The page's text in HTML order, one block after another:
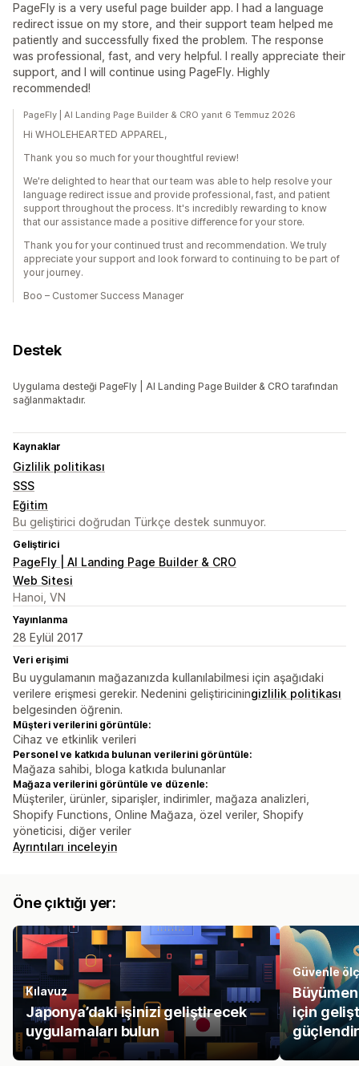
PageFly is a very useful page builder app. I had a language
redirect issue on my store, and their support team helped me
patiently and successfully fixed the problem. The response
was professional, fast, and very helpful. I really appreciate their
support, and I will continue using PageFly. Highly
recommended!
PageFly | AI Landing Page Builder & CRO yanıt 6 Temmuz 2026
Hi WHOLEHEARTED APPAREL,
Thank you so much for your thoughtful review!
We're delighted to hear that our team was able to help resolve your
language redirect issue and provide professional, fast, and patient
support throughout the process. It's incredibly rewarding to know
that our assistance made a positive difference for your store.
Thank you for your continued trust and recommendation. We truly
appreciate your support and look forward to continuing to be part of
your journey.
Boo – Customer Success Manager
Destek
Uygulama desteği PageFly | AI Landing Page Builder & CRO tarafından
sağlanmaktadır.
Kaynaklar
Gizlilik politikası
SSS
Eğitim
Bu geliştirici doğrudan Türkçe destek sunmuyor.
Geliştirici
PageFly | AI Landing Page Builder & CRO
Web Sitesi
Hanoi, VN
Yayınlanma
28 Eylül 2017
Veri erişimi
Bu uygulamanın mağazanızda kullanılabilmesi için aşağıdaki
verilere erişmesi gerekir. Nedenini geliştiriciningizlilik politikası
belgesinden öğrenin.
Müşteri verilerini görüntüle:
Cihaz ve etkinlik verileri
Personel ve katkıda bulunan verilerini görüntüle:
Mağaza sahibi, bloga katkıda bulunanlar
Mağaza verilerini görüntüle ve düzenle:
Müşteriler, ürünler, siparişler, indirimler, mağaza analizleri,
Shopify Functions, Online Mağaza, özel veriler, Shopify
yöneticisi, diğer veriler
Ayrıntıları inceleyin
Öne çıktığı yer:
Kılavuz
Japonya’daki işinizi geliştirecek
uygulamaları bulun
Güvenle
için